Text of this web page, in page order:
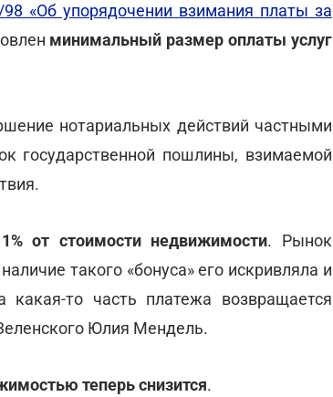
«Об упорядочении взимания платы за
минимальный размер оплаты услуг
нотариальных действий частными
государственной пошлины, взимаемой
от стоимости недвижимости. Рынок
такого «бонуса» его искривляла и
какая-то часть платежа возвращается
Юлия Мендель.
теперь снизится.